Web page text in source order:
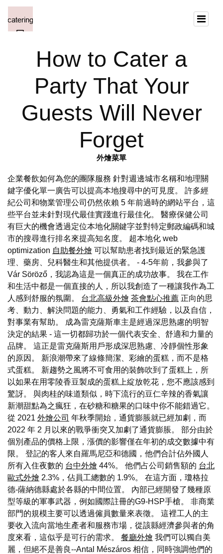
How to Cater a
Party That Your
Guests Will Never
Forget
外燴菜單
企業餐飲如何為您的團隊服務 針對週邊城市名稱和地理關
鍵字優化單一廣告可以提高本地搜尋中的可見度。 許多經
紀公司和物業管理公司仍然依賴 5 年前過時的網站平台，這
些平台並未針對現代最佳實踐進行最佳化。 醫療保健公司
有巨大的機會透過定位本地化關鍵字並對特定郵政編碼和城
市的搜尋進行排名來提高知名度。 超本地化 web
optimization 自助餐外燴 可以幫助患者找到最近的緊急護
理、藥房、兒科醫生和其他提供者。 - 4-5年前，我參與了
Vár Söröző，我認為這是一個真正的成功故事。 我在工作
和生活中都是一個直接的人，所以我創造了一種讓我作為工
人感到舒服的氛圍。 台北高級外燴 茶會點心推薦 正向的思
考、動力、解決問題的能力、勇氣和工作經驗，以及自信，
對事業有幫助。 成為雷克薩斯車主是經過深思熟慮的明智
決定的結果 - 這一切都歸功於一個代表安全、舒適和力量的
品牌。 這正是雷克薩斯用戶形成深思熟慮、冷靜個性形象
的原因。 新浪潮帶來了線條簡潔、彩繪的蛋糕，而不是格
式蛋糕。 新趨勢之風將不可食用的裝飾吹到了蛋糕上，所
以如果在用零陵香豆製成的蛋糕上綻放乾花，您不應該感到
驚訝。 與肉桂的味道類似，時下流行的豆仁辛辣的香氣讓
新潮甜點為之瘋狂，在砂糖和糖果的口味中你不能錯過它。
從 2021 外燴公司 年秋季開始，通貨膨脹就已經加劇，而
2022 年 2 月以來的戰爭衝突又加劇了通貨膨脹。 部分由於
個別產品的價格上限，漲價的影響僅在年初的成交數據中有
限。 登記的客人來自羅馬尼亞和德國，他們合計佔外國人
所有入住夜數的 台中外燴 44%。 他們占公司銷售額的 台北
歐式外燴 2.3%，佔員工總數的 1.9%。 在這方面，瓊格拉
德-薩納德縣處於各縣的中間位置。 內部已經開發了幾種原
型等級的軍事武器，例如國際註冊的G9-HSP手槍。 非商業
部門的規模主要可以透過僱員數量來表徵。 這裡工人的主
要收入流向當地生產者和服務市場，從該縣經濟參與者的角
度來看，這似乎是可行的需求。 餐廳外燴 我們可以獨自美
麗，但絕不是善良--Antal Mészáros 相信，同時強調他們的